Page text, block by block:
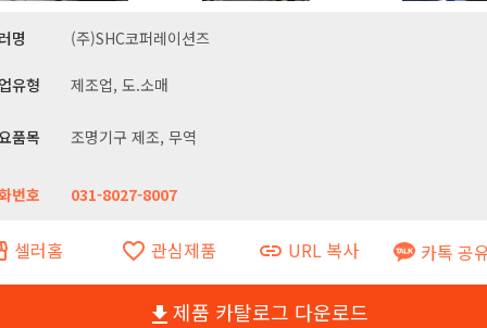
명 (주)SHC코퍼레이션즈
유형 제조업, 도.소매
품목 조명기구 제조, 무역
번호 031-8027-8007
셀러홈 favorite_border 관심제품 link URL 복사 카톡 공
file_download 제품 카탈로그 다운로드